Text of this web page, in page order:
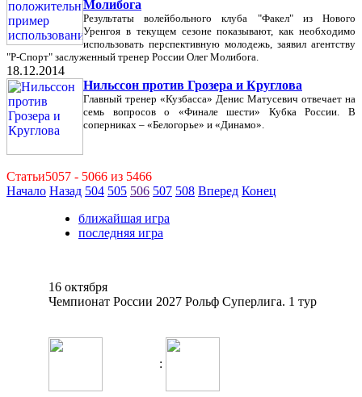
Молибога
Результаты волейбольного клуба "Факел" из Нового
Уренгоя в текущем сезоне показывают, как необходимо
использовать перспективную молодежь, заявил агентству
"Р-Спорт" заслуженный тренер России Олег Молибога.
18.12.2014
Нильссон против Грозера и Круглова
Главный тренер «Кузбасса» Денис Матусевич отвечает на
семь вопросов о «Финале шести» Кубка России. В
соперниках – «Белогорье» и «Динамо».
Статьи5057 - 5066 из 5466
Начало Назад 504 505 506 507 508 Вперед Конец
ближайшая игра
последняя игра
16 октября
Чемпионат России 2027 Рольф Суперлига. 1 тур
: